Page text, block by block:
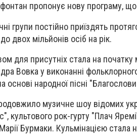
пропонує нову програму,
групи постійно приїздять
двох мільйонів осіб на рік.
для присутніх стала на
Вовка у виконанні
основі народної пісні
музичне шоу відомих
культового рок-гурту "Плач
Бурмаки. Кульмінацією